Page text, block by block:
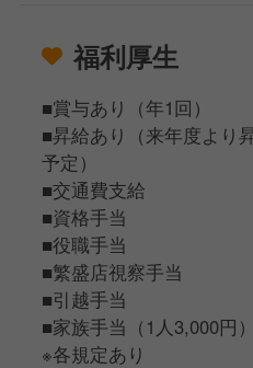
福利厚生
■賞与あり（年1回）
■昇給あり（来年度より
予定）
■交通費支給
■資格手当
■役職手当
■繁盛店視察手当
■引越手当
■家族手当（1人3,000円）
※各規定あり